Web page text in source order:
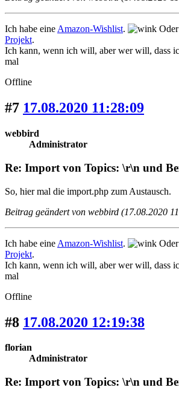
Ich habe eine Amazon-Wishlist. Oder
Projekt.
Ich kann, wenn ich will, aber wer will, dass
mal
Offline
#7 17.08.2020 11:28:09
webbird
Administrator
Re: Import von Topics: \r\n und
So, hier mal die import.php zum Austausch.
Beitrag geändert von webbird (17.08.2020
Ich habe eine Amazon-Wishlist. Oder
Projekt.
Ich kann, wenn ich will, aber wer will, dass
mal
Offline
#8 17.08.2020 12:19:38
florian
Administrator
Re: Import von Topics: \r\n und